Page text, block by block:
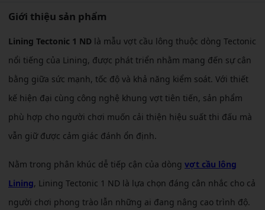
Giới thiệu sản phẩm
Lining Tectonic 1 ND là mẫu vợt cầu lông thuộc dòng Tectonic
nổi tiếng của Lining, được phát triển nhằm mang đến sự cân
bằng giữa sức mạnh, tốc độ và khả năng kiểm soát. Với thiết
kế hiện đại cùng công nghệ khung vợt tiên tiến, sản phẩm
phù hợp cho người chơi muốn cải thiện hiệu suất thi đấu mà
vẫn giữ được cảm giác đánh ổn định.
Nằm trong phân khúc dễ tiếp cận của dòng vợt cầu lông
Lining, Lining Tectonic 1 ND là lựa chọn đáng cân nhắc cho cả
người chơi phong trào lẫn những ai đang nâng cao trình độ.